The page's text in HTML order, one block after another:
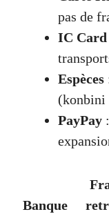
pas de
IC Card
Espèces
(konbini
PayPay
Banque